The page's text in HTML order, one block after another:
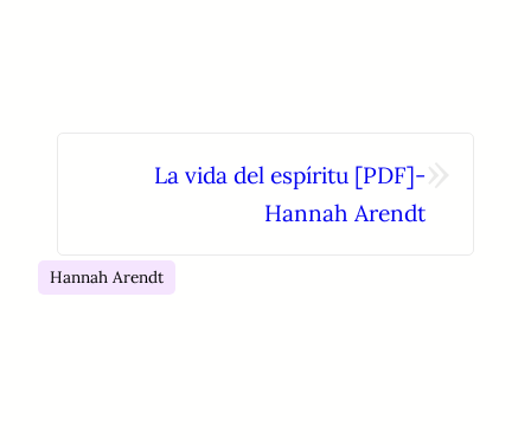
La vida del espíritu [PDF]-
Hannah Arendt
Hannah Arendt